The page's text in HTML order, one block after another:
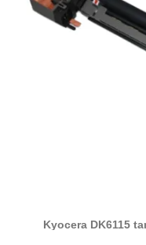
Kyocera DK6115